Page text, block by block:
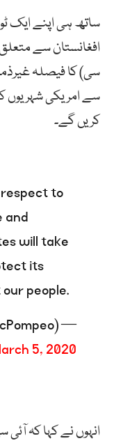
ساتھ ہی اپنے ایک
افغانستان سے
سی) کا فیصلہ
سے امریکی شہریوں
کریں گے۔
to
and
will take
its
people.
— Secretary Pompeo (@SecPompeo)
5, 2020
انہوں نے کہا کہ